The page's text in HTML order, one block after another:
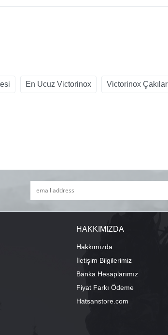
En Ucuz Victorinox Victorinox Çakılar
HAKKIMIZDA
Hakkımızda
İletişim Bilgilerimiz
Banka Hesaplarımız
Fiyat Farkı Ödeme
Hatsanstore.com